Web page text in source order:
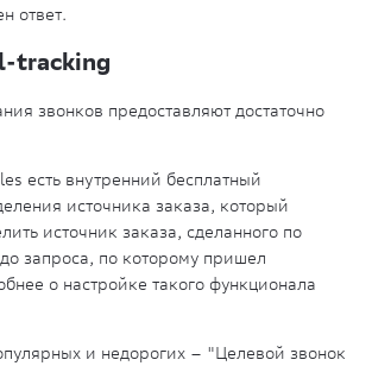
ответ.
tracking
звонков предоставляют достаточно
есть внутренний бесплатный
источника заказа, который
источник заказа, сделанного по
запроса, по которому пришел
о настройке такого функционала
и недорогих – "Целевой звонок